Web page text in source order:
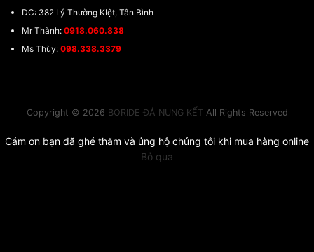
DC: 382 Lý Thường KIệt, Tân Bình
Mr Thành: 0918.060.838
Ms Thùy: 098.338.3379
Copyright © 2026 BORIDE ĐÁ NUNG KẾT All Rights Reserved
Cám ơn bạn đã ghé thăm và ủng hộ chúng tôi khi mua hàng online
Bỏ qua